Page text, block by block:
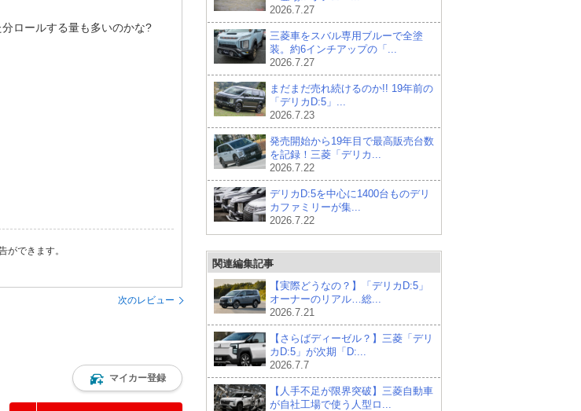
ロールする量も多いのかな?
ができます。
次のレビュー
マイカー登録
2026.7.27
三菱車をスバル専用ブルーで全塗
装。約6インチアップの「...
2026.7.27
まだまだ売れ続けるのか!! 19年前の
「デリカD:5」...
2026.7.23
発売開始から19年目で最高販売台数
を記録！三菱「デリカ...
2026.7.22
デリカD:5を中心に1400台ものデリ
カファミリーが集...
2026.7.22
関連編集記事
【実際どうなの？】「デリカD:5」
オーナーのリアル…総...
2026.7.21
【さらばディーゼル？】三菱「デリ
カD:5」が次期「D:...
2026.7.7
【人手不足が限界突破】三菱自動車
が自社工場で使う人型ロ...